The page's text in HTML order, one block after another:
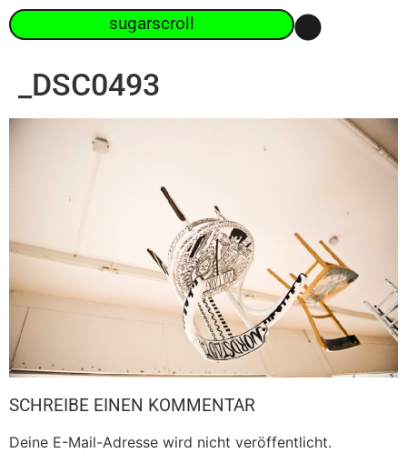
sugarscroll
_DSC0493
SCHREIBE EINEN KOMMENTAR
Deine E-Mail-Adresse wird nicht veröffentlicht.